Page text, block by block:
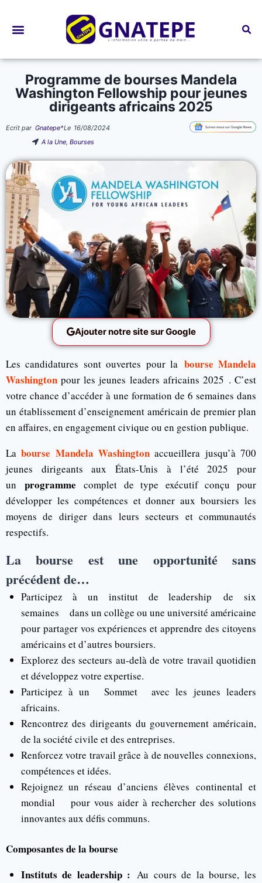
Programme de bourses Mandela
Washington Fellowship pour jeunes
dirigeants africains 2025
Ecrit par Gnatepe*Le 16/08/2024
A la Une,Bourses
Ajouter notre site sur Google
Les candidatures sont ouvertes pour la bourse Mandela
Washington pour les jeunes leaders africains 2025 . C’est
votre chance d’accéder à une formation de 6 semaines dans
un établissement d’enseignement américain de premier plan
en affaires, en engagement civique ou en gestion publique.
Labourse Mandela Washington accueillera jusqu’à 700
jeunes dirigeants aux États-Unis à l’été 2025 pour
un programme complet de type exécutif conçu pour
développer les compétences et donner aux boursiers les
moyens de diriger dans leurs secteurs et communautés
respectifs.
La bourse est une opportunité sans
précédent de…
Participez à un institut de leadership de six
semaines dans un collège ou une université américaine
pour partager vos expériences et apprendre des citoyens
américains et d’autres boursiers.
Explorez des secteurs au-delà de votre travail quotidien
et développez votre expertise.
Participez à un Sommet avec les jeunes leaders
africains.
Rencontrez des dirigeants du gouvernement américain,
de la société civile et des entreprises.
Renforcez votre travail grâce à de nouvelles connexions,
compétences et idées.
Rejoignez un réseau d’anciens élèves continental et
mondial pour vous aider à rechercher des solutions
innovantes aux défis communs.
Composantes de la bourse
Instituts de leadership : Au cours de la bourse, les